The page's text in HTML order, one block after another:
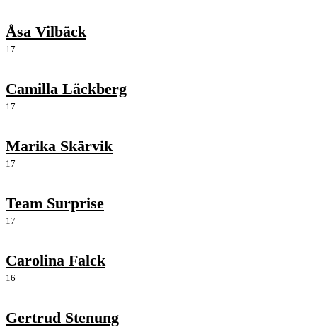
Åsa Vilbäck
17
Camilla Läckberg
17
Marika Skärvik
17
Team Surprise
17
Carolina Falck
16
Gertrud Stenung